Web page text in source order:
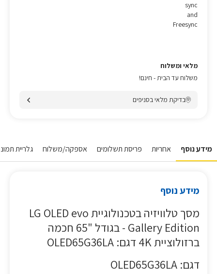
sync
and
Freesync
מלאי ומשלוח
משלוח עד הבית - חינם!
בדיקת מלאי בסניפים
מידע נוסף אחריות פריסת תשלומים אספקה/משלוח גלריית
מידע נוסף
מסך טלוויזיה בטכנולוגיית LG OLED evo
Gallery Edition - בגודל "65 חכמה
ברזולוציית 4K דגם: OLED65G36LA
דגם: OLED65G36LA